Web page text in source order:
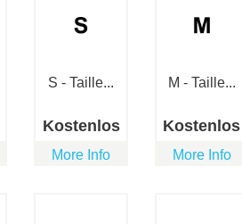
S - Taille...
Kostenlos
More Info
M - Taille...
Kostenlos
More Info